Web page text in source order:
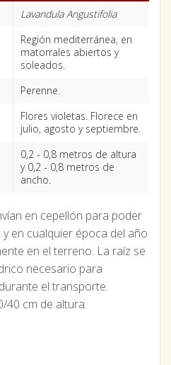
Lavandula Angustifolia
Región mediterránea, en
matorrales abiertos y
soleados.
Perenne.
Flores violetas. Florece en
julio, agosto y septiembre.
0,2 - 0,8 metros de altura
y 0,2 - 0,8 metros de
ancho.
en cepellón para poder
en cualquier época del año
en el terreno. La raíz se
necesario para
el transporte.
40 cm de altura.